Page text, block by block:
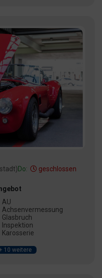
Do: geschlossen
AU
Achsenvermessung
Glasbruch
Inspektion
Karosserie
10 weitere